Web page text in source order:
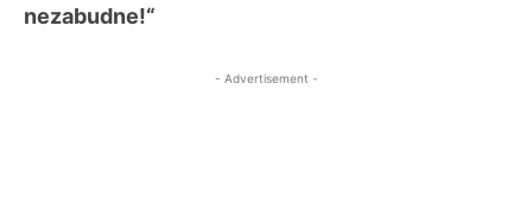
nezabudne!“
- Advertisement -